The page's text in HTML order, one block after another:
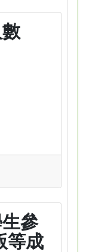
參
等成